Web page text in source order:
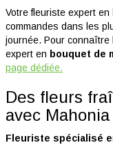
Votre fleuriste expert en
commandes dans les
journée. Pour connaître
expert en bouquet de
page dédiée.
Des fleurs
avec
Fleuriste spécialisé